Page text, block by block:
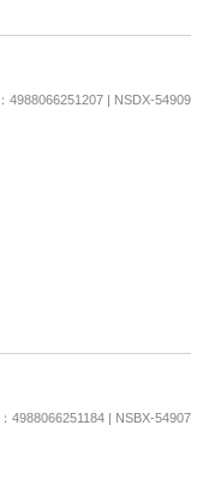
4988066251207 | NSDX-54909
4988066251184 | NSBX-54907